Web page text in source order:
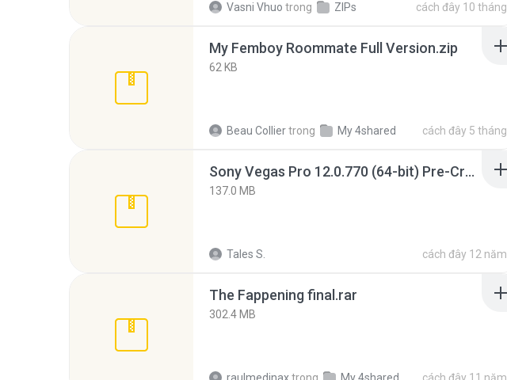
Vasni Vhuo trong ZIPs cách đây 10 tháng
My Femboy Roommate Full Version.zip
62 KB
Beau Colliertrong My 4shared cách đây 5 tháng
Sony Vegas Pro 12.0.770 (64-bit) Pre-Cracked.zip
137.0 MB
Tales S. cách đây 12 năm
The Fappening final.rar
302.4 MB